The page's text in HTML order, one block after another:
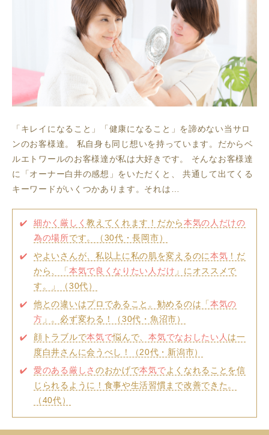
「キレイになること」「健康になること」を諦めない当サロ
ンのお客様達。
私自身も同じ想いを持っています。だからベ
ルエトワールのお客様達が私は大好きです。
そんなお客様達
に「オーナー白井の感想」をいただくと、
共通して出てくる
キーワードがいくつかあります。それは…
細かく厳しく教えてくれます！だから本気の人だけの
為の場所です。（30代・長岡市）
やよいさんが、私以上に私の肌を変えるのに本気 ！だ
から、「本気で良くなりたい人だけ 」にオススメで
す。」（30代）
他との違いはプロであること。勧めるのは「本気の
方 」。必ず変わる！（30代・魚沼市）
顔トラブルで本気で悩んで、本気でなおしたい人 は一
度白井さんに会うべし！（20代・新潟市）
愛のある厳しさ のおかげで本気でよくなれることを信
じられるように！食事や生活習慣まで改善できた。
（40代）